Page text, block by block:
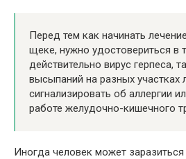
Перед тем как начинать
щеке, нужно удостовериться в
действительно вирус герпеса,
высыпаний на разных участках
сигнализировать об аллергии
работе желудочно-кишечного
Иногда человек может